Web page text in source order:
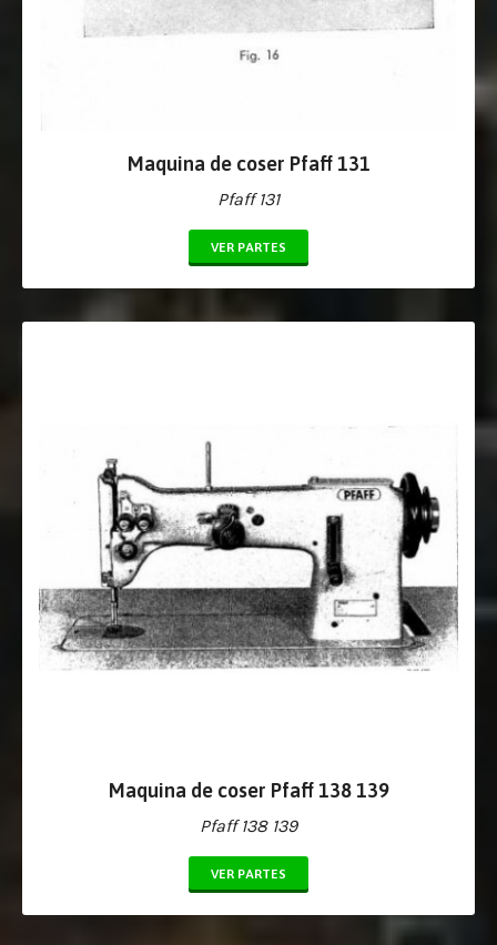
Maquina de coser Pfaff 131
Pfaff 131
VER PARTES
Maquina de coser Pfaff 138 139
Pfaff 138 139
VER PARTES